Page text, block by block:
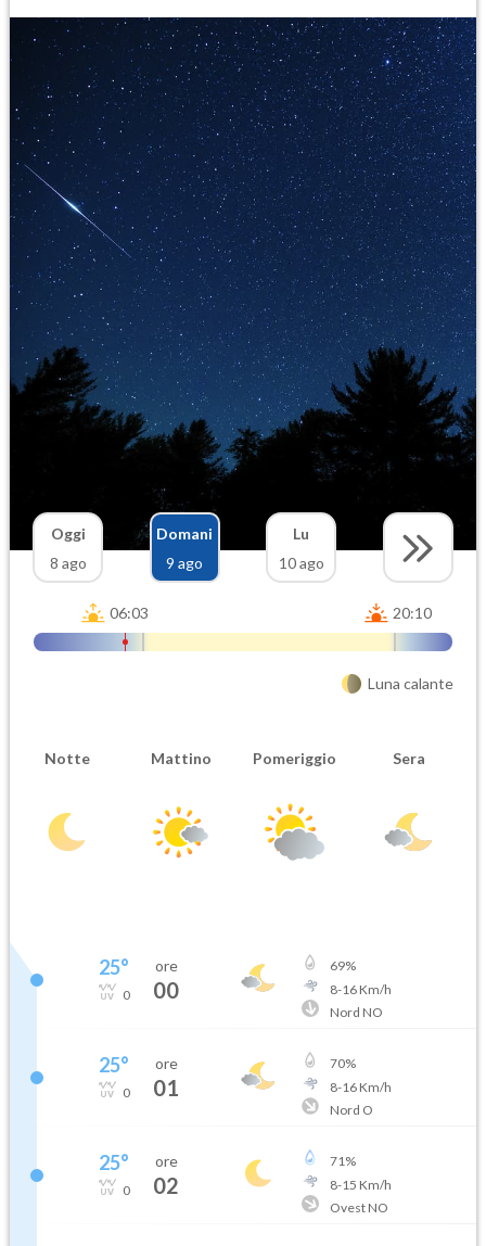
Oggi
8 ago
Domani
9 ago
Lu
10 ago
06:03 20:10
Luna calante
Notte Mattino Pomeriggio Sera
25°
0
ore
00
69%
8-16Km/h
Nord NO
25°
0
ore
01
70%
8-16Km/h
Nord O
25°
0
ore
02
71%
8-15 Km/h
Ovest NO